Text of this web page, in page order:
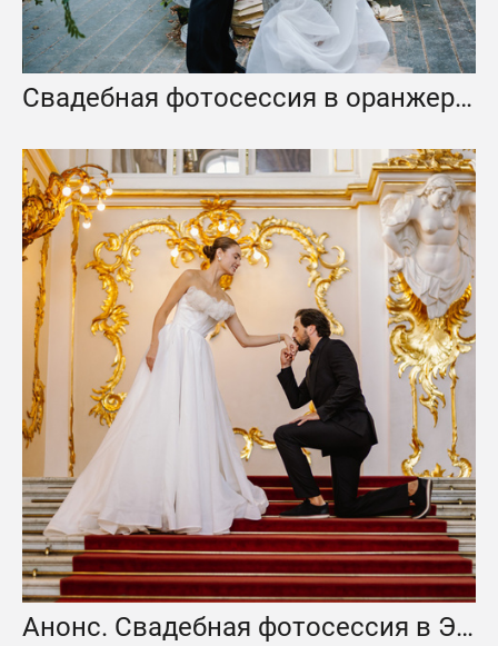
Свадебная фотосессия в оранжерее ProjectX
Анонс. Свадебная фотосессия в Эрмитаже